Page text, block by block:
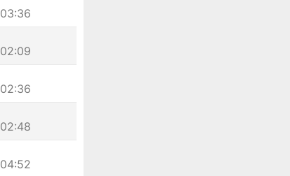
03:36
02:09
02:36
02:48
04:52